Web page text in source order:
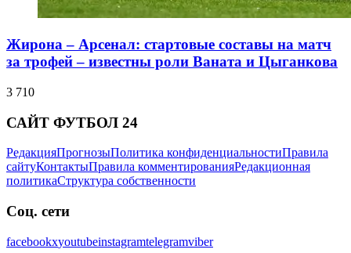
Жирона – Арсенал: стартовые составы на матч
за трофей – известны роли Ваната и Цыганкова
3 710
САЙТ ФУТБОЛ 24
РедакцияПрогнозыПолитика конфиденциальностиПравила
сайтуКонтактыПравила комментированияРедакционная
политикаСтруктура собственности
Соц. сети
facebookxyoutubeinstagramtelegramviber